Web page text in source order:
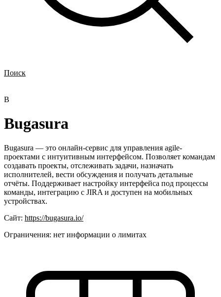
Поиск
B
Bugasura
Bugasura — это онлайн-сервис для управления agile-
проектами с интуитивным интерфейсом. Позволяет командам
создавать проекты, отслеживать задачи, назначать
исполнителей, вести обсуждения и получать детальные
отчёты. Поддерживает настройку интерфейса под процессы
команды, интеграцию с JIRA и доступен на мобильных
устройствах.
Сайт: https://bugasura.io/
Ограничения: нет информации о лимитах